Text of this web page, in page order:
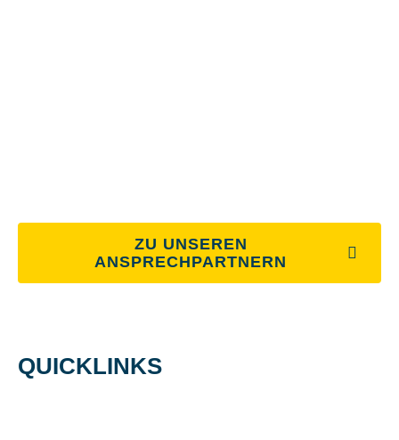
ZU UNSEREN
ANSPRECHPARTNERN
QUICKLINKS